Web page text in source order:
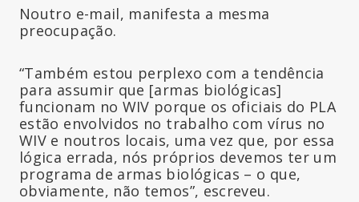
Noutro e-mail, manifesta a mesma
preocupação.
“Também estou perplexo com a tendência
para assumir que [armas biológicas]
funcionam no WIV porque os oficiais do PLA
estão envolvidos no trabalho com vírus no
WIV e noutros locais, uma vez que, por essa
lógica errada, nós próprios devemos ter um
programa de armas biológicas – o que,
obviamente, não temos”, escreveu.